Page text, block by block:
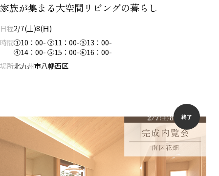
家族が集まる大空間リビングの暮らし
日程2/7(土)8(日)
時間①10：00- ②11：00-③13：00-
④14：00- ⑤15：00-⑥16：00-
場所北九州市八幡西区
終了